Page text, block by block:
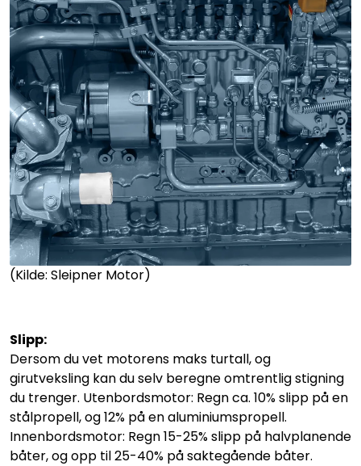
(Kilde: Sleipner Motor)
Slipp:
Dersom du vet motorens maks turtall, og
girutveksling kan du selv beregne omtrentlig stigning
du trenger. Utenbordsmotor: Regn ca. 10% slipp på en
stålpropell, og 12% på en aluminiumspropell.
Innenbordsmotor: Regn 15-25% slipp på halvplanende
båter, og opp til 25-40% på saktegående båter.